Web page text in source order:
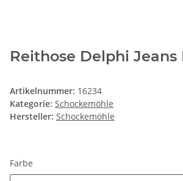
Reithose Delphi Jeans
Artikelnummer: 16234
Kategorie: Schockemöhle
Hersteller: Schockemöhle
Farbe